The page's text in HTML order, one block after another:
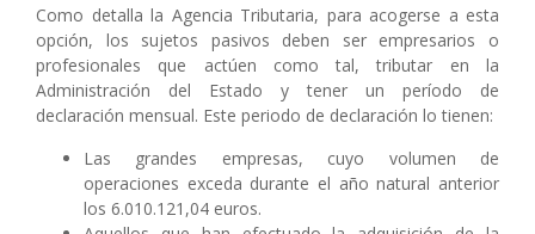
Como detalla la Agencia Tributaria, para acogerse a esta
opción, los sujetos pasivos deben ser empresarios o
profesionales que actúen como tal, tributar en la
Administración del Estado y tener un período de
declaración mensual. Este periodo de declaración lo tienen:
Las grandes empresas, cuyo volumen de
operaciones exceda durante el año natural anterior
los 6.010.121,04 euros.